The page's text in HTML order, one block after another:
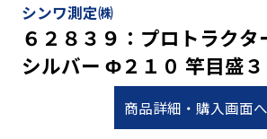
シンワ測定㈱
６２８３９：プロトラク
シルバー Φ２１０ 竿目盛
商品詳細・購入画面へ